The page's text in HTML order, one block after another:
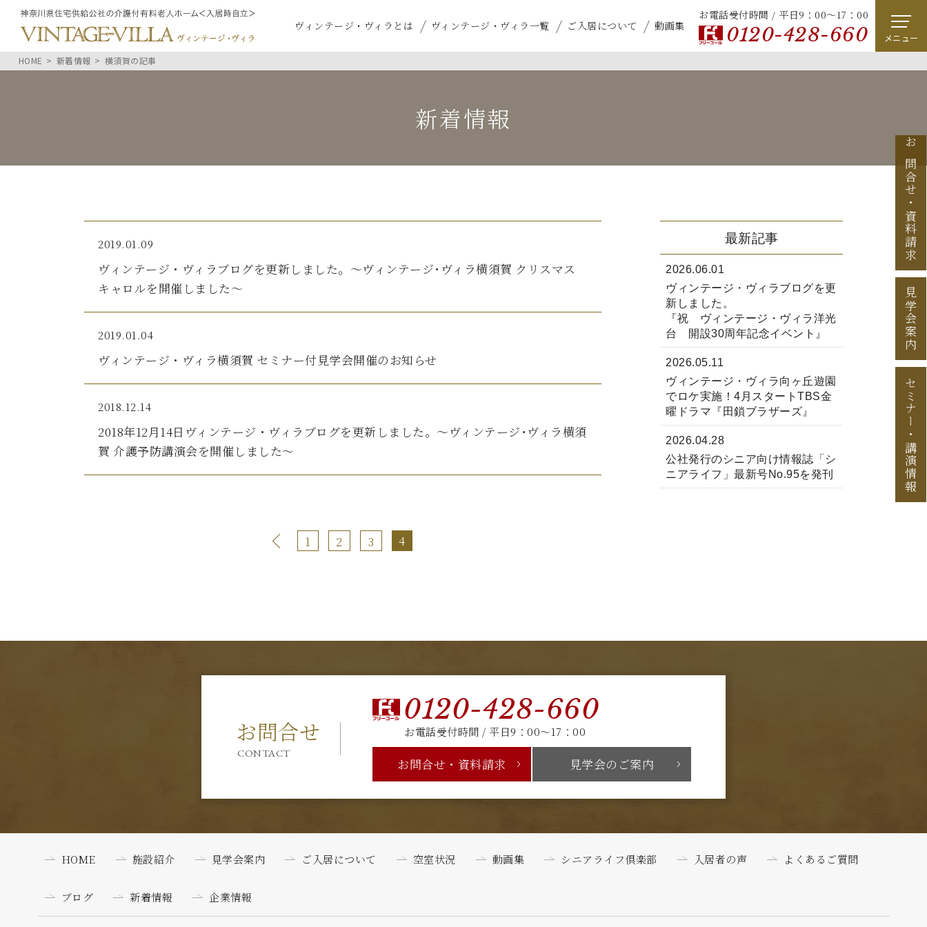
ヴィンテージ・ヴィラとは ヴィンテージ・ヴィラ一覧 ご入居について 動画集
お電話受付時間 / 平日9：00～17：00
0120-428-660
メニュー
HOME
新着情報 横須賀の記事
新着情報
2019.01.09
ヴィンテージ・ヴィラブログを更新しました。～ヴィンテージ･ヴィラ横須賀 クリスマス
キャロルを開催しました～
2019.01.04
ヴィンテージ・ヴィラ横須賀 セミナー付見学会開催のお知らせ
2018.12.14
2018年12月14日ヴィンテージ・ヴィラブログを更新しました。～ヴィンテージ･ヴィラ横須
賀 介護予防講演会を開催しました～
1 2 3 4
最新記事
2026.06.01
ヴィンテージ・ヴィラブログを更
新しました。
『祝 ヴィンテージ・ヴィラ洋光
台 開設30周年記念イベント』
2026.05.11
ヴィンテージ・ヴィラ向ヶ丘遊園
でロケ実施！4月スタートTBS金
曜ドラマ『田鎖ブラザーズ』
2026.04.28
公社発行のシニア向け情報誌「シ
ニアライフ」最新号No.95を発刊
お問合せ
CONTACT
0120-428-660
お電話受付時間 / 平日9：00～17：00
お問合せ・資料請求 見学会のご案内
お問合せ
・
資料請求
見学会案内
セミナー
・
講演情報
HOME 施設紹介 見学会案内 ご入居について 空室状況 動画集 シニアライフ倶楽部 入居者の声 よくあるご質問
ブログ 新着情報 企業情報